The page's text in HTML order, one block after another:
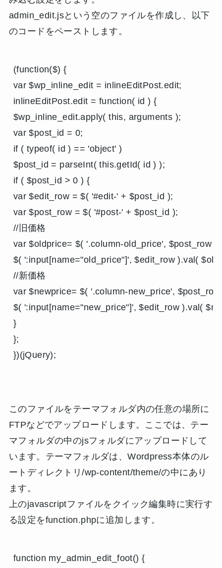
admin_edit.jsという空のファイルを作成し、以下
のコードをペーストします。
(function($) {
var $wp_inline_edit = inlineEditPost.edit;
inlineEditPost.edit = function( id ) {
$wp_inline_edit.apply( this, arguments );
var $post_id = 0;
if ( typeof( id ) == 'object' )
$post_id = parseInt( this.getId( id ) );
if ( $post_id > 0 ) {
var $edit_row = $( '#edit-' + $post_id );
var $post_row = $( '#post-' + $post_id );
//旧価格
var $oldprice= $( '.column-old_price', $post_row
$( ':input[name="old_price"]', $edit_row ).val(
//新価格
var $newprice= $( '.column-new_price',
$( ':input[name="new_price"]', $edit_row ).val(
}
};
})(jQuery);
このファイルをテーマフォルダ内の任意の場所に
FTPなどでアップロードします。ここでは、テー
マフォルダの中のjsフォルダにアップロードして
います。テーマフォルダは、Wordpress本体のル
ートディレクトリ/wp-content/theme/の中にあり
ます。
上のjavascriptファイルをクイック編集時に実行す
る設定をfunction.phpに追加します。
function my_admin_edit_foot() {